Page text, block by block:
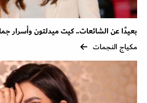
بعيدًا عن الشائعات.. كيت ميدلتون وأسرار
مكياج النجمات